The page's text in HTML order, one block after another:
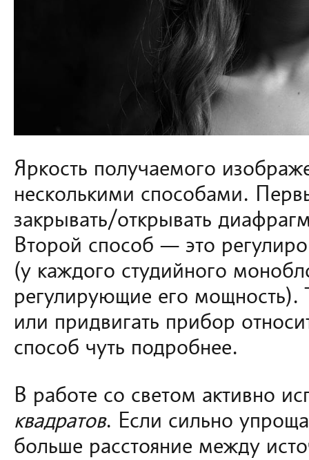
Яркость получаемого
несколькими способами.
закрывать/открывать
Второй способ — это
(у каждого студийного
регулирующие его
или придвигать прибор
способ чуть подробнее.
В работе со светом активно
квадратов. Если сильно
больше расстояние между